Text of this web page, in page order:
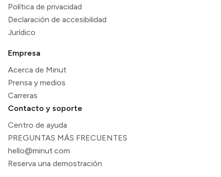
Política de privacidad
Declaración de accesibilidad
Jurídico
Empresa
Acerca de Minut
Prensa y medios
Carreras
Contacto y soporte
Centro de ayuda
PREGUNTAS MÁS FRECUENTES
hello@minut.com
Reserva una demostración